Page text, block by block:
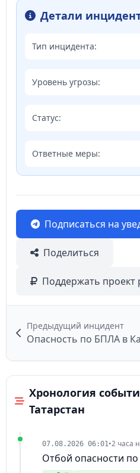
Детали
Тип инцидента:
Уровень угрозы:
Статус:
Ответные меры:
Подписаться на
Поделиться
Поддержать проект
Предыдущий инцидент
Хронология
Татарстан
07.08.2026 06:01•2 часа
Отбой опасности